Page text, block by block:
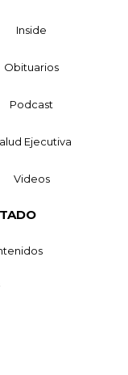
Inside
Obituarios
Podcast
Ejecutiva
Videos